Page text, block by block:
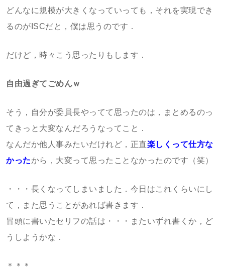
どんなに規模が大きくなっていっても，それを実現でき
るのがISCだと，僕は思うのです．
だけど，時々こう思ったりもします．
自由過ぎてごめんｗ
そう，自分が委員長やってて思ったのは，まとめるのっ
てきっと大変なんだろうなってこと．
なんだか他人事みたいだけれど，正直楽しくって仕方な
かったから，大変って思ったことなかったのです（笑）
・・・長くなってしまいました．今日はこれくらいにし
て，また思うことがあれば書きます．
冒頭に書いたセリフの話は・・・またいずれ書くか，ど
うしようかな．
＊＊＊